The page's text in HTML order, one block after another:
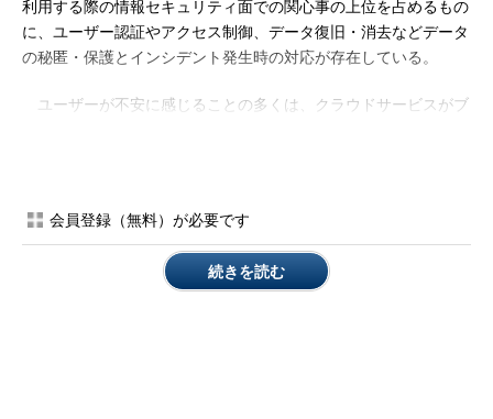
利用する際の情報セキュリティ面での関心事の上位を占めるもの
に、ユーザー認証やアクセス制御、データ復旧・消去などデータ
の秘匿・保護とインシデント発生時の対応が存在している。
ユーザーが不安に感じることの多くは、クラウドサービスがブ
●顕在化するクラウドの“事件”
利用者が不安感を抱く中、クラウドサービスに関連するニュー
会員登録（無料）が必要です
続きを読む